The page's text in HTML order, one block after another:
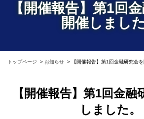
【開催報告】第1回
開催しました
トップページ お知らせ 【開催報告】第1回金融研究会を
【開催報告】第1回金融
しました。